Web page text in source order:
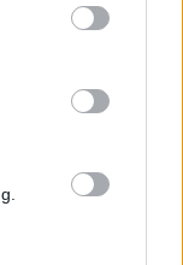
a
kutya
a Jófogáson.